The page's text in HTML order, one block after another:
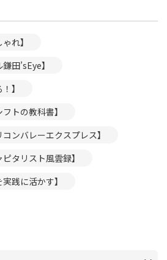
れ】
田’sEye】
】
トの教科書】
ンバレーエクスプレス】
タリスト風雲録】
践に活かす】